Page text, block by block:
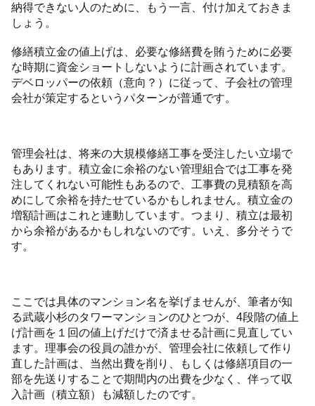
納得できない人のために、もう一言、付け加えておきま
しょう。
修繕積立金の値上げは、必要な修繕費を賄うために必要
な時期に資金ショートしないように計画されています。
デベロッパーの依頼（意向？）に従って、子会社の管理
会社が策定するというパターンが普通です。
管理会社は、将来の大規模修繕工事を受注したい立場で
もあります。積立金に余裕のない管理組合では工事を発
注してくれない可能性もあるので、工事費の見積額を高
めにして余裕を持たせているかもしれません。積立金の
増額計画はこれと連動しています。つまり、積立は最初
から余裕があるかもしれないのです。いえ、多分そうで
す。
ここでは具体のマンション名を挙げませんが、筆者が知
る武蔵小杉のタワーマンションのひとつが、4段階の値上
げ計画を１回の値上げだけで済ませる計画に見直してい
ます。理事会の役員の誰かが、管理会社に依頼して作り
直した計画は、当然出費を削り、もしくは修繕項目の一
部を先送りすることで期間内の出費を少なく、伴って収
入計画（積立額）も減額したのです。